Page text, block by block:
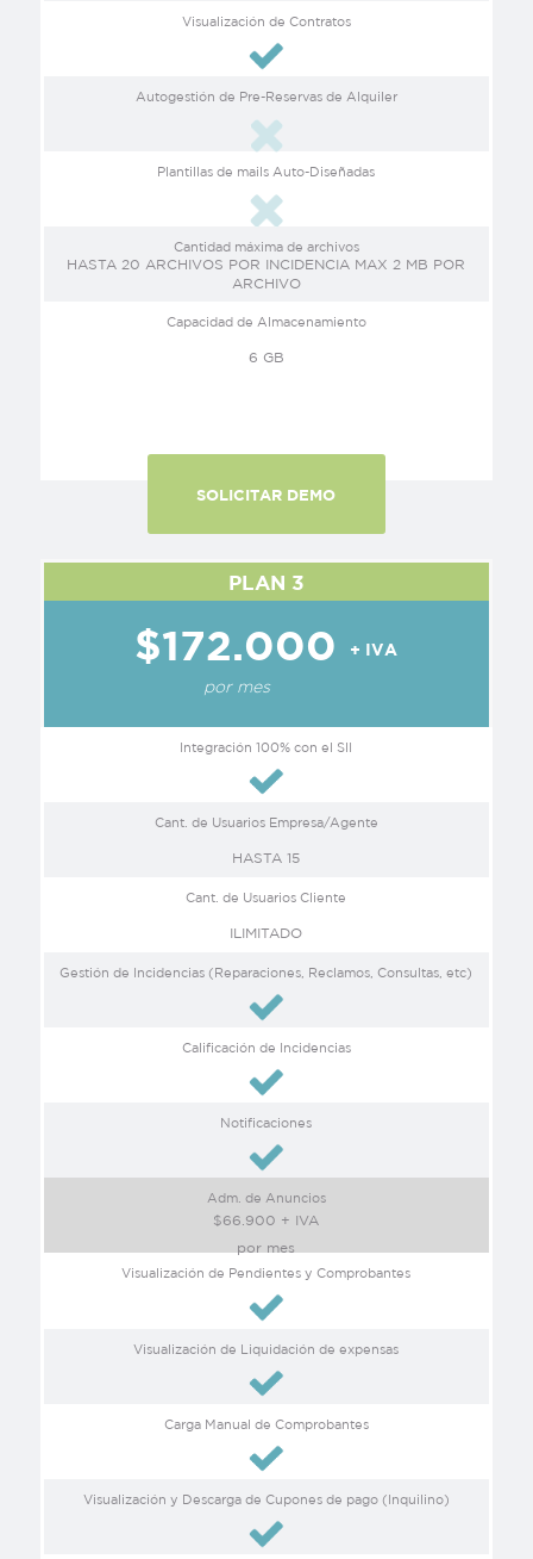
Visualización de Contratos
Autogestión de Pre-Reservas de Alquiler
Plantillas de mails Auto-Diseñadas
Cantidad máxima de archivos
HASTA 20 ARCHIVOS POR INCIDENCIA MAX 2 MB POR
ARCHIVO
Capacidad de Almacenamiento
6 GB
SOLICITAR DEMO
PLAN 3
$172.000 + IVA
por mes
Integración 100% con el SII
Cant. de Usuarios Empresa/Agente
HASTA 15
Cant. de Usuarios Cliente
ILIMITADO
Gestión de Incidencias (Reparaciones, Reclamos, Consultas, etc)
Calificación de Incidencias
Notificaciones
Adm. de Anuncios
$66.900 + IVA
por mes
Visualización de Pendientes y Comprobantes
Visualización de Liquidación de expensas
Carga Manual de Comprobantes
Visualización y Descarga de Cupones de pago (Inquilino)